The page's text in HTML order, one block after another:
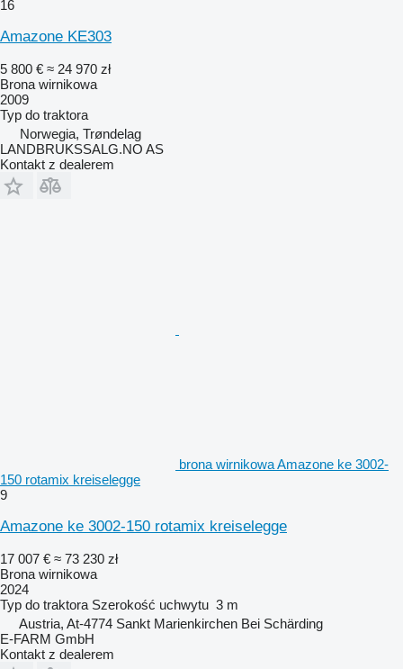
16
Amazone KE303
5 800 € ≈ 24 970 zł
Brona wirnikowa
2009
Typ do traktora
Norwegia, Trøndelag
LANDBRUKSSALG.NO AS
Kontakt z dealerem
brona wirnikowa Amazone ke 3002-
150 rotamix kreiselegge
9
Amazone ke 3002-150 rotamix kreiselegge
17 007 € ≈ 73 230 zł
Brona wirnikowa
2024
Typ do traktora Szerokość uchwytu 3 m
Austria, At-4774 Sankt Marienkirchen Bei Schärding
E-FARM GmbH
Kontakt z dealerem